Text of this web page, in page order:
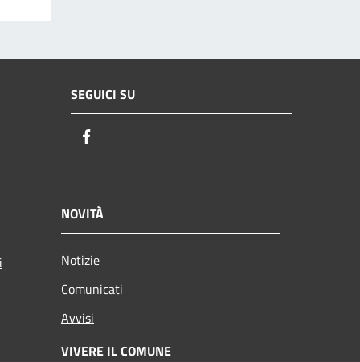
SEGUICI SU
NOVITÀ
Notizie
Comunicati
Avvisi
VIVERE IL COMUNE